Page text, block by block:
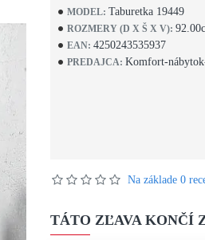
MODEL: Taburetka 19449
ROZMERY (D X Š X V):
EAN: 4250243535937
PREDAJCA: Komfort-
Na základe 0
TÁTO ZĽAVA KONČÍ